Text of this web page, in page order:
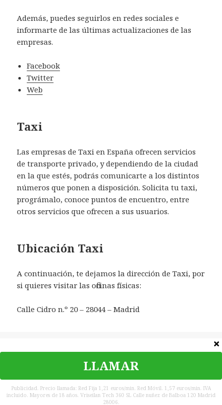
Además, puedes seguirlos en redes sociales e
informarte de las últimas actualizaciones de las
empresas.
Facebook
Twitter
Web
Taxi
Las empresas de Taxi en España ofrecen servicios
de transporte privado, y dependiendo de la ciudad
en la que estés, podrás comunicarte a los distintos
números que ponen a disposición. Solicita tu taxi,
prográmalo, conoce puntos de encuentro, entre
otros servicios que ofrecen a sus usuarios.
Ubicación Taxi
A continuación, te dejamos la dirección de Taxi, por
si quieres visitar las oficinas físicas:
Calle Cidro n.º 20 – 28044 – Madrid
Política de privacidad
legal
España
LLAMAR
Publicidad. Precio llamada: Red Fija 1,21 euros/min. Red Móvil. 1,57 euros/min. IVA
incluido. Mayores de 18 años. Vriseilan Tech 360 SL Calle nuñez de Balboa 120 Madrid
28006.